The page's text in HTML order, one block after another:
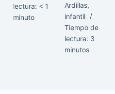
lectura: < 1
minuto
Ardillas,
infantil
Tiempo de
lectura: 3
minutos